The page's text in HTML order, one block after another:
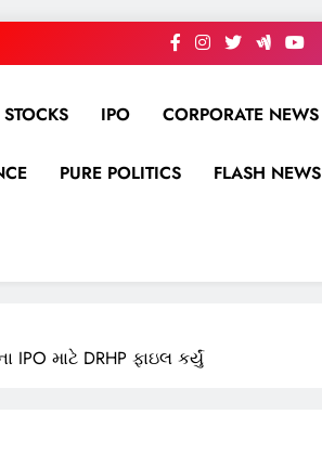
STOCKS IPO CORPORATE NEWS
PURE POLITICS FLASH NEWS
IPO માટે DRHP ફાઇલ કર્યું